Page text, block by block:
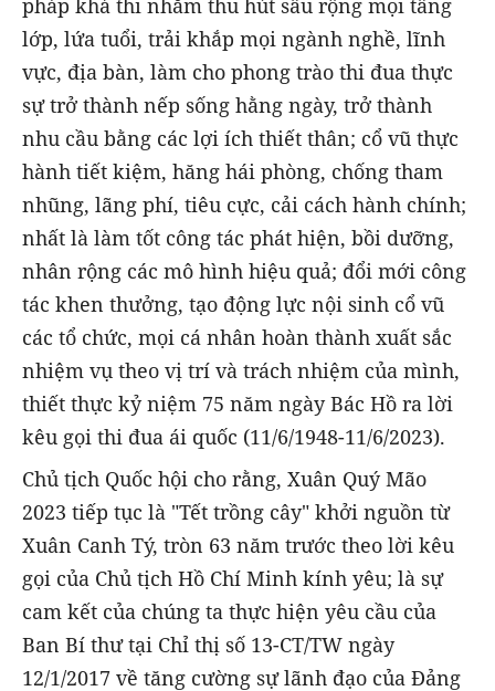
lớp, lứa tuổi, trải khắp mọi ngành nghề, lĩnh
vực, địa bàn, làm cho phong trào thi đua thực
sự trở thành nếp sống hằng ngày, trở thành
nhu cầu bằng các lợi ích thiết thân; cổ vũ thực
hành tiết kiệm, hăng hái phòng, chống tham
nhũng, lãng phí, tiêu cực, cải cách hành chính;
nhất là làm tốt công tác phát hiện, bồi dưỡng,
nhân rộng các mô hình hiệu quả; đổi mới công
tác khen thưởng, tạo động lực nội sinh cổ vũ
các tổ chức, mọi cá nhân hoàn thành xuất sắc
nhiệm vụ theo vị trí và trách nhiệm của mình,
thiết thực kỷ niệm 75 năm ngày Bác Hồ ra lời
kêu gọi thi đua ái quốc (11/6/1948-11/6/2023).
Chủ tịch Quốc hội cho rằng, Xuân Quý Mão
2023 tiếp tục là "Tết trồng cây" khởi nguồn từ
Xuân Canh Tý, tròn 63 năm trước theo lời kêu
gọi của Chủ tịch Hồ Chí Minh kính yêu; là sự
cam kết của chúng ta thực hiện yêu cầu của
Ban Bí thư tại Chỉ thị số 13-CT/TW ngày
12/1/2017 về tăng cường sự lãnh đạo của Đảng